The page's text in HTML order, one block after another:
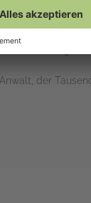
nicht
würde Max
einmal 23
der